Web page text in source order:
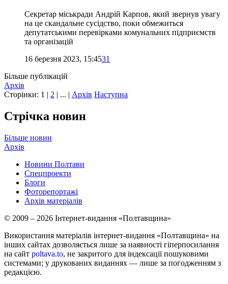
Секретар міськради Андрій Карпов, який звернув увагу
на це скандальне сусідство, поки обмежиться
депутатськими перевірками комунальних підприємств
та організацій
16 березня 2023, 15:4531
Більше публікацій
Архів
Сторінки: 1 | 2 | ... | Архів Наступна
Стрічка новин
Більше новин
Архів
Новини Полтави
Спецпроекти
Блоги
Фоторепортажі
Архів матеріалів
© 2009 – 2026 Інтернет-видання «Полтавщина»
Використання матеріалів інтернет-видання «Полтавщина» на
інших сайтах дозволяється лише за наявності гіперпосилання
на сайт poltava.to, не закритого для індексації пошуковими
системами; у друкованих виданнях — лише за погодженням з
редакцією.